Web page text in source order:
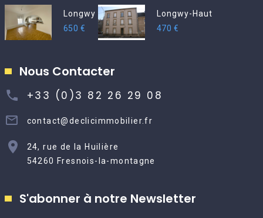
Longwy
650 €
Longwy-Haut
470 €
Nous Contacter
+33 (0)3 82 26 29 08
contact@declicimmobilier.fr
24, rue de la Huilière
54260 Fresnois-la-montagne
S'abonner à notre Newsletter